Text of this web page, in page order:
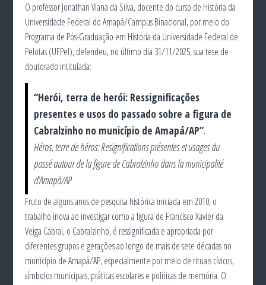
O professor Jonathan Viana da Silva, docente do curso de História da
Universidade Federal do Amapá/Campus Binacional, por meio do
Programa de Pós-Graduação em História da Universidade Federal de
Pelotas (UFPel), defendeu, no último dia 31/11/2025, sua tese de
doutorado intitulada:
“Herói, terra de herói: Ressignificações
presentes e usos do passado sobre a figura de
Cabralzinho no município de Amapá/AP”.
Héros, terre de héros: Resignifications présentes et usages du
passé autour de la figure de Cabralzinho dans la municipalité
d’Amapá/AP
Fruto de alguns anos de pesquisa histórica iniciada em 2010, o
trabalho inova ao investigar como a figura de Francisco Xavier da
Veiga Cabral, o Cabralzinho, é ressignificada e apropriada por
diferentes grupos e gerações ao longo de mais de sete décadas no
município de Amapá/AP, especialmente por meio de rituais cívicos,
símbolos municipais, práticas escolares e políticas de memória. O